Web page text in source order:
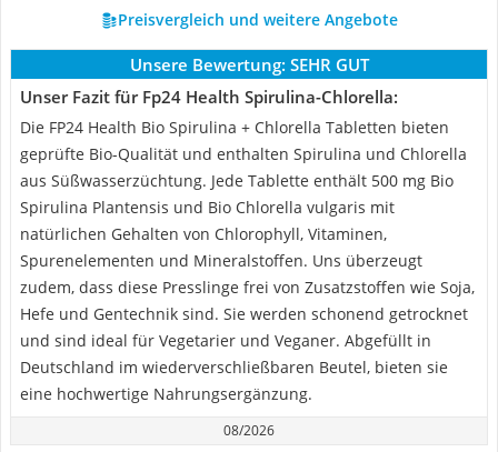
Preisvergleich und weitere Angebote
Unsere Bewertung: SEHR GUT
Unser Fazit für Fp24 Health Spirulina-Chlorella:
Die FP24 Health Bio Spirulina + Chlorella Tabletten bieten
geprüfte Bio-Qualität und enthalten Spirulina und Chlorella
aus Süßwasserzüchtung. Jede Tablette enthält 500 mg Bio
Spirulina Plantensis und Bio Chlorella vulgaris mit
natürlichen Gehalten von Chlorophyll, Vitaminen,
Spurenelementen und Mineralstoffen. Uns überzeugt
zudem, dass diese Presslinge frei von Zusatzstoffen wie Soja,
Hefe und Gentechnik sind. Sie werden schonend getrocknet
und sind ideal für Vegetarier und Veganer. Abgefüllt in
Deutschland im wiederverschließbaren Beutel, bieten sie
eine hochwertige Nahrungsergänzung.
08/2026